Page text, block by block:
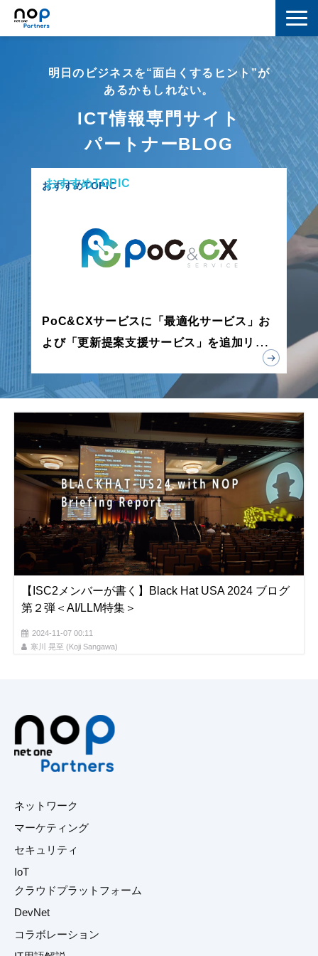
マーケティング
セキュリティ
コラボレーション
IT用語解説
明日のビジネスを“面白くするヒント”が
あるかもしれない。
ICT情報専門サイト
パートナーBLOG
おすすめTOPIC
PoC&CXサービスに「最適化サービス」お
よび「更新提案支援サービス」を追加リリ
おすすめTOPIC
【ISC2メンバーが書く】Black Hat USA 2024 ブログ
第２弾＜AI/LLM特集＞
2024-11-07 00:11
寒川 晃至 (Koji Sangawa)
ネットワーク
マーケティング
セキュリティ
IoT
クラウドプラットフォーム
DevNet
コラボレーション